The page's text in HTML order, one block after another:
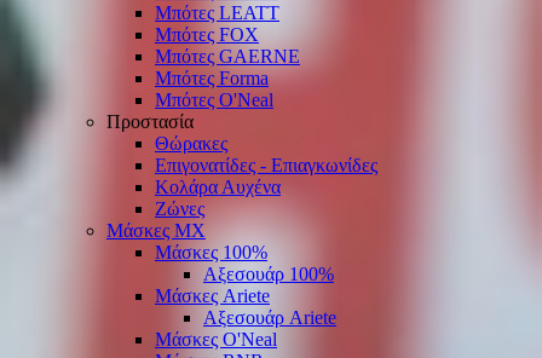
Μπότες LEATT
Μπότες FOX
Μπότες GAERNE
Μπότες Forma
Μπότες O'Neal
Προστασία
Θώρακες
Επιγονατίδες - Επιαγκωνίδες
Κολάρα Αυχένα
Ζώνες
Μάσκες ΜΧ
Μάσκες 100%
Αξεσουάρ 100%
Μάσκες Ariete
Αξεσουάρ Ariete
Μάσκες O'Neal